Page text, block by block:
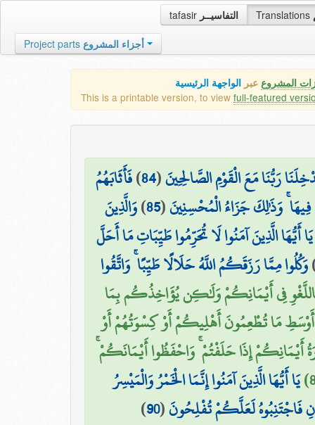
tafasir التفاسيــر Translations
Project parts أجزاء المشروع
المشروع عبر الواجهة الرئيسية
This is a printable version, to view full-featured
رَبُّنَا مَعَ الْقَوْمِ الصَّالِحِينَ(
84
)فَأَثَابَهُمُ
فِيهَا ۚ وَذَٰلِكَ جَزَاءُ الْمُحْسِنِينَ(
85
)وَالَّذِينَ
يَا أَيُّهَا الَّذِينَ آمَنُوا لَا تُحَرِّمُوا طَيِّبَاتِ مَا أَحَلَّ
وَكُلُوا مِمَّا رَزَقَكُمُ اللَّهُ حَلَالًا طَيِّبًا ۚ وَاتَّقُوا
فِي أَيْمَانِكُمْ وَلَٰكِن يُؤَاخِذُكُم بِمَا
مَا تُطْعِمُونَ أَهْلِيكُمْ أَوْ كِسْوَتُهُمْ أَوْ
أَيْمَانِكُمْ إِذَا حَلَفْتُمْ ۚ وَاحْفَظُوا أَيْمَانَكُمْ
يَا أَيُّهَا الَّذِينَ آمَنُوا إِنَّمَا الْخَمْرُ وَالْمَيْسِرُ
فَاجْتَنِبُوهُ لَعَلَّكُمْ تُفْلِحُونَ(
90
)